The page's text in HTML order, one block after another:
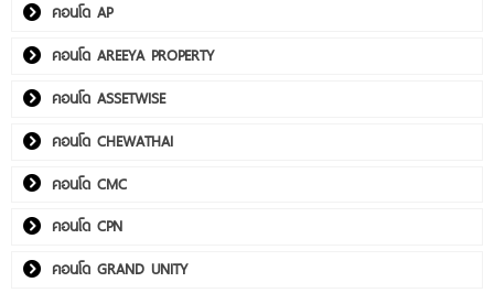
คอนโด AP
คอนโด AREEYA PROPERTY
คอนโด ASSETWISE
คอนโด CHEWATHAI
คอนโด CMC
คอนโด CPN
คอนโด GRAND UNITY